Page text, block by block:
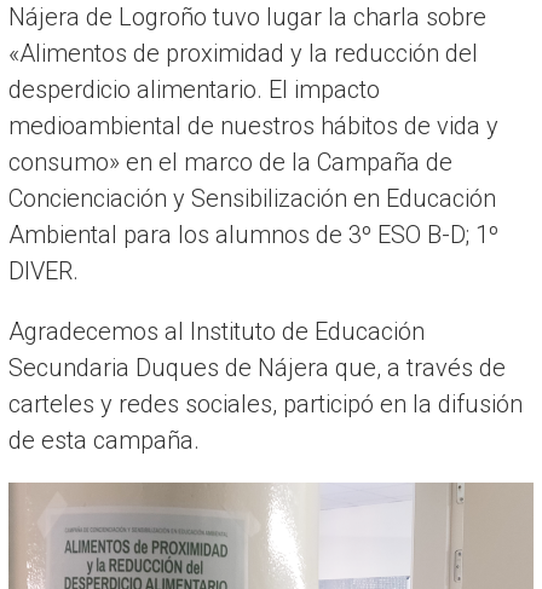
Nájera de Logroño tuvo lugar la charla sobre
«Alimentos de proximidad y la reducción del
desperdicio alimentario. El impacto
medioambiental de nuestros hábitos de vida y
consumo» en el marco de la Campaña de
Concienciación y Sensibilización en Educación
Ambiental para los alumnos de 3º ESO B-D; 1º
DIVER.
Agradecemos al Instituto de Educación
Secundaria Duques de Nájera que, a través de
carteles y redes sociales, participó en la difusión
de esta campaña.